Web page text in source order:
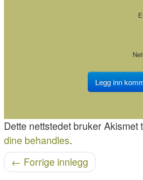
Dette nettstedet bruker Akismet
dine behandles.
Etter navigasjon
← Forrige innlegg